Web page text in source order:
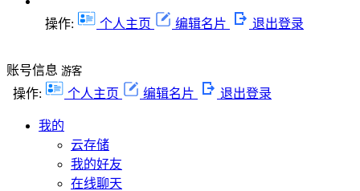
操作: 个人主页 编辑名片 退出登录
账号信息 游客
操作: 个人主页 编辑名片 退出登录
我的
云存储
我的好友
在线聊天